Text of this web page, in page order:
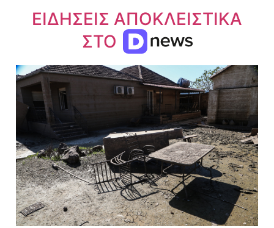
ΕΙΔΗΣΕΙΣ ΑΠΟΚΛΕΙΣΤΙΚΑ
ΣΤΟ